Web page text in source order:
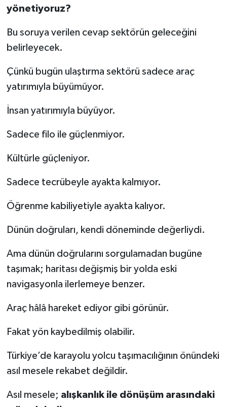
yönetiyoruz?
Bu soruya verilen cevap sektörün geleceğini
belirleyecek.
Çünkü bugün ulaştırma sektörü sadece araç
yatırımıyla büyümüyor.
İnsan yatırımıyla büyüyor.
Sadece filo ile güçlenmiyor.
Kültürle güçleniyor.
Sadece tecrübeyle ayakta kalmıyor.
Öğrenme kabiliyetiyle ayakta kalıyor.
Dünün doğruları, kendi döneminde değerliydi.
Ama dünün doğrularını sorgulamadan bugüne
taşımak; haritası değişmiş bir yolda eski
navigasyonla ilerlemeye benzer.
Araç hâlâ hareket ediyor gibi görünür.
Fakat yön kaybedilmiş olabilir.
Türkiye’de karayolu yolcu taşımacılığının önündeki
asıl mesele rekabet değildir.
Asıl mesele; alışkanlık ile dönüşüm arasındaki